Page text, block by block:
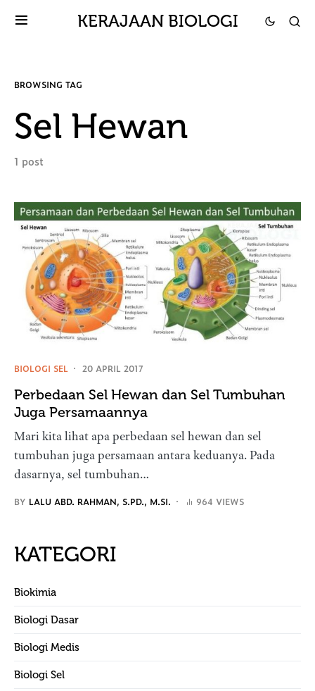
KERAJAAN BIOLOGI
BROWSING TAG
Sel Hewan
1 post
BIOLOGI SEL 20 APRIL 2017
Perbedaan Sel Hewan dan Sel Tumbuhan
Juga Persamaannya
Mari kita lihat apa perbedaan sel hewan dan sel
tumbuhan juga persamaan antara keduanya. Pada
dasarnya, sel tumbuhan…
BY LALU ABD. RAHMAN, S.PD., M.SI. 964 VIEWS
KATEGORI
Biokimia
Biologi Dasar
Biologi Medis
Biologi Sel